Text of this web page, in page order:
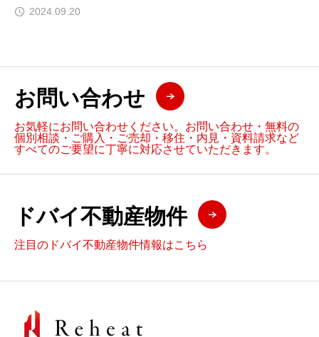
2024.09.20
お問い合わせ
お気軽にお問い合わせください。お問い合わせ・無料の
個別相談・ご購入・ご売却・移住・内見・資料請求など
すべてのご要望に丁寧に対応させていただきます。
ドバイ不動産物件
注目のドバイ不動産物件情報はこちら